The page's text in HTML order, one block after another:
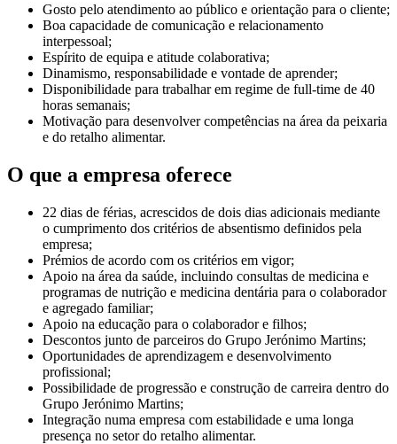
Gosto pelo atendimento ao público e orientação para o cliente;
Boa capacidade de comunicação e relacionamento
interpessoal;
Espírito de equipa e atitude colaborativa;
Dinamismo, responsabilidade e vontade de aprender;
Disponibilidade para trabalhar em regime de full-time de 40
horas semanais;
Motivação para desenvolver competências na área da peixaria
e do retalho alimentar.
O que a empresa oferece
22 dias de férias, acrescidos de dois dias adicionais mediante
o cumprimento dos critérios de absentismo definidos pela
empresa;
Prémios de acordo com os critérios em vigor;
Apoio na área da saúde, incluindo consultas de medicina e
programas de nutrição e medicina dentária para o colaborador
e agregado familiar;
Apoio na educação para o colaborador e filhos;
Descontos junto de parceiros do Grupo Jerónimo Martins;
Oportunidades de aprendizagem e desenvolvimento
profissional;
Possibilidade de progressão e construção de carreira dentro do
Grupo Jerónimo Martins;
Integração numa empresa com estabilidade e uma longa
presença no setor do retalho alimentar.